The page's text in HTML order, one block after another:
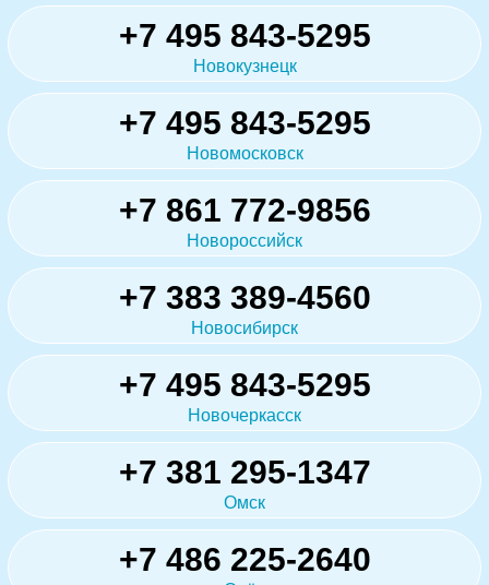
+7 495 843-5295
Новокузнецк
+7 495 843-5295
Новомосковск
+7 861 772-9856
Новороссийск
+7 383 389-4560
Новосибирск
+7 495 843-5295
Новочеркасск
+7 381 295-1347
Омск
+7 486 225-2640